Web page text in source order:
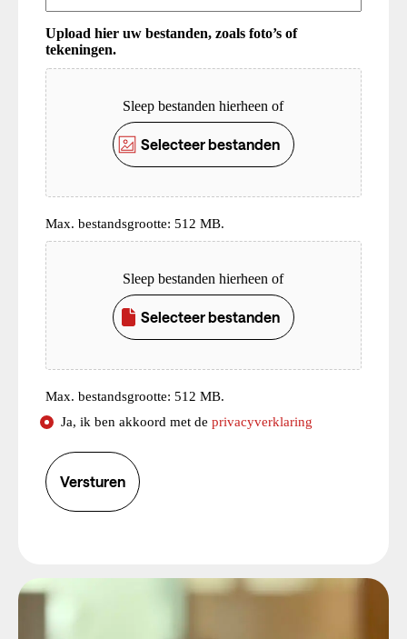
Upload hier uw bestanden, zoals foto’s of
tekeningen.
Upload
Sleep bestanden hierheen of
Selecteer bestanden
Max. bestandsgrootte: 512 MB.
Upload
Sleep bestanden hierheen of
Selecteer bestanden
Max. bestandsgrootte: 512 MB.
Consent
Ja, ik ben akkoord met de privacyverklaring